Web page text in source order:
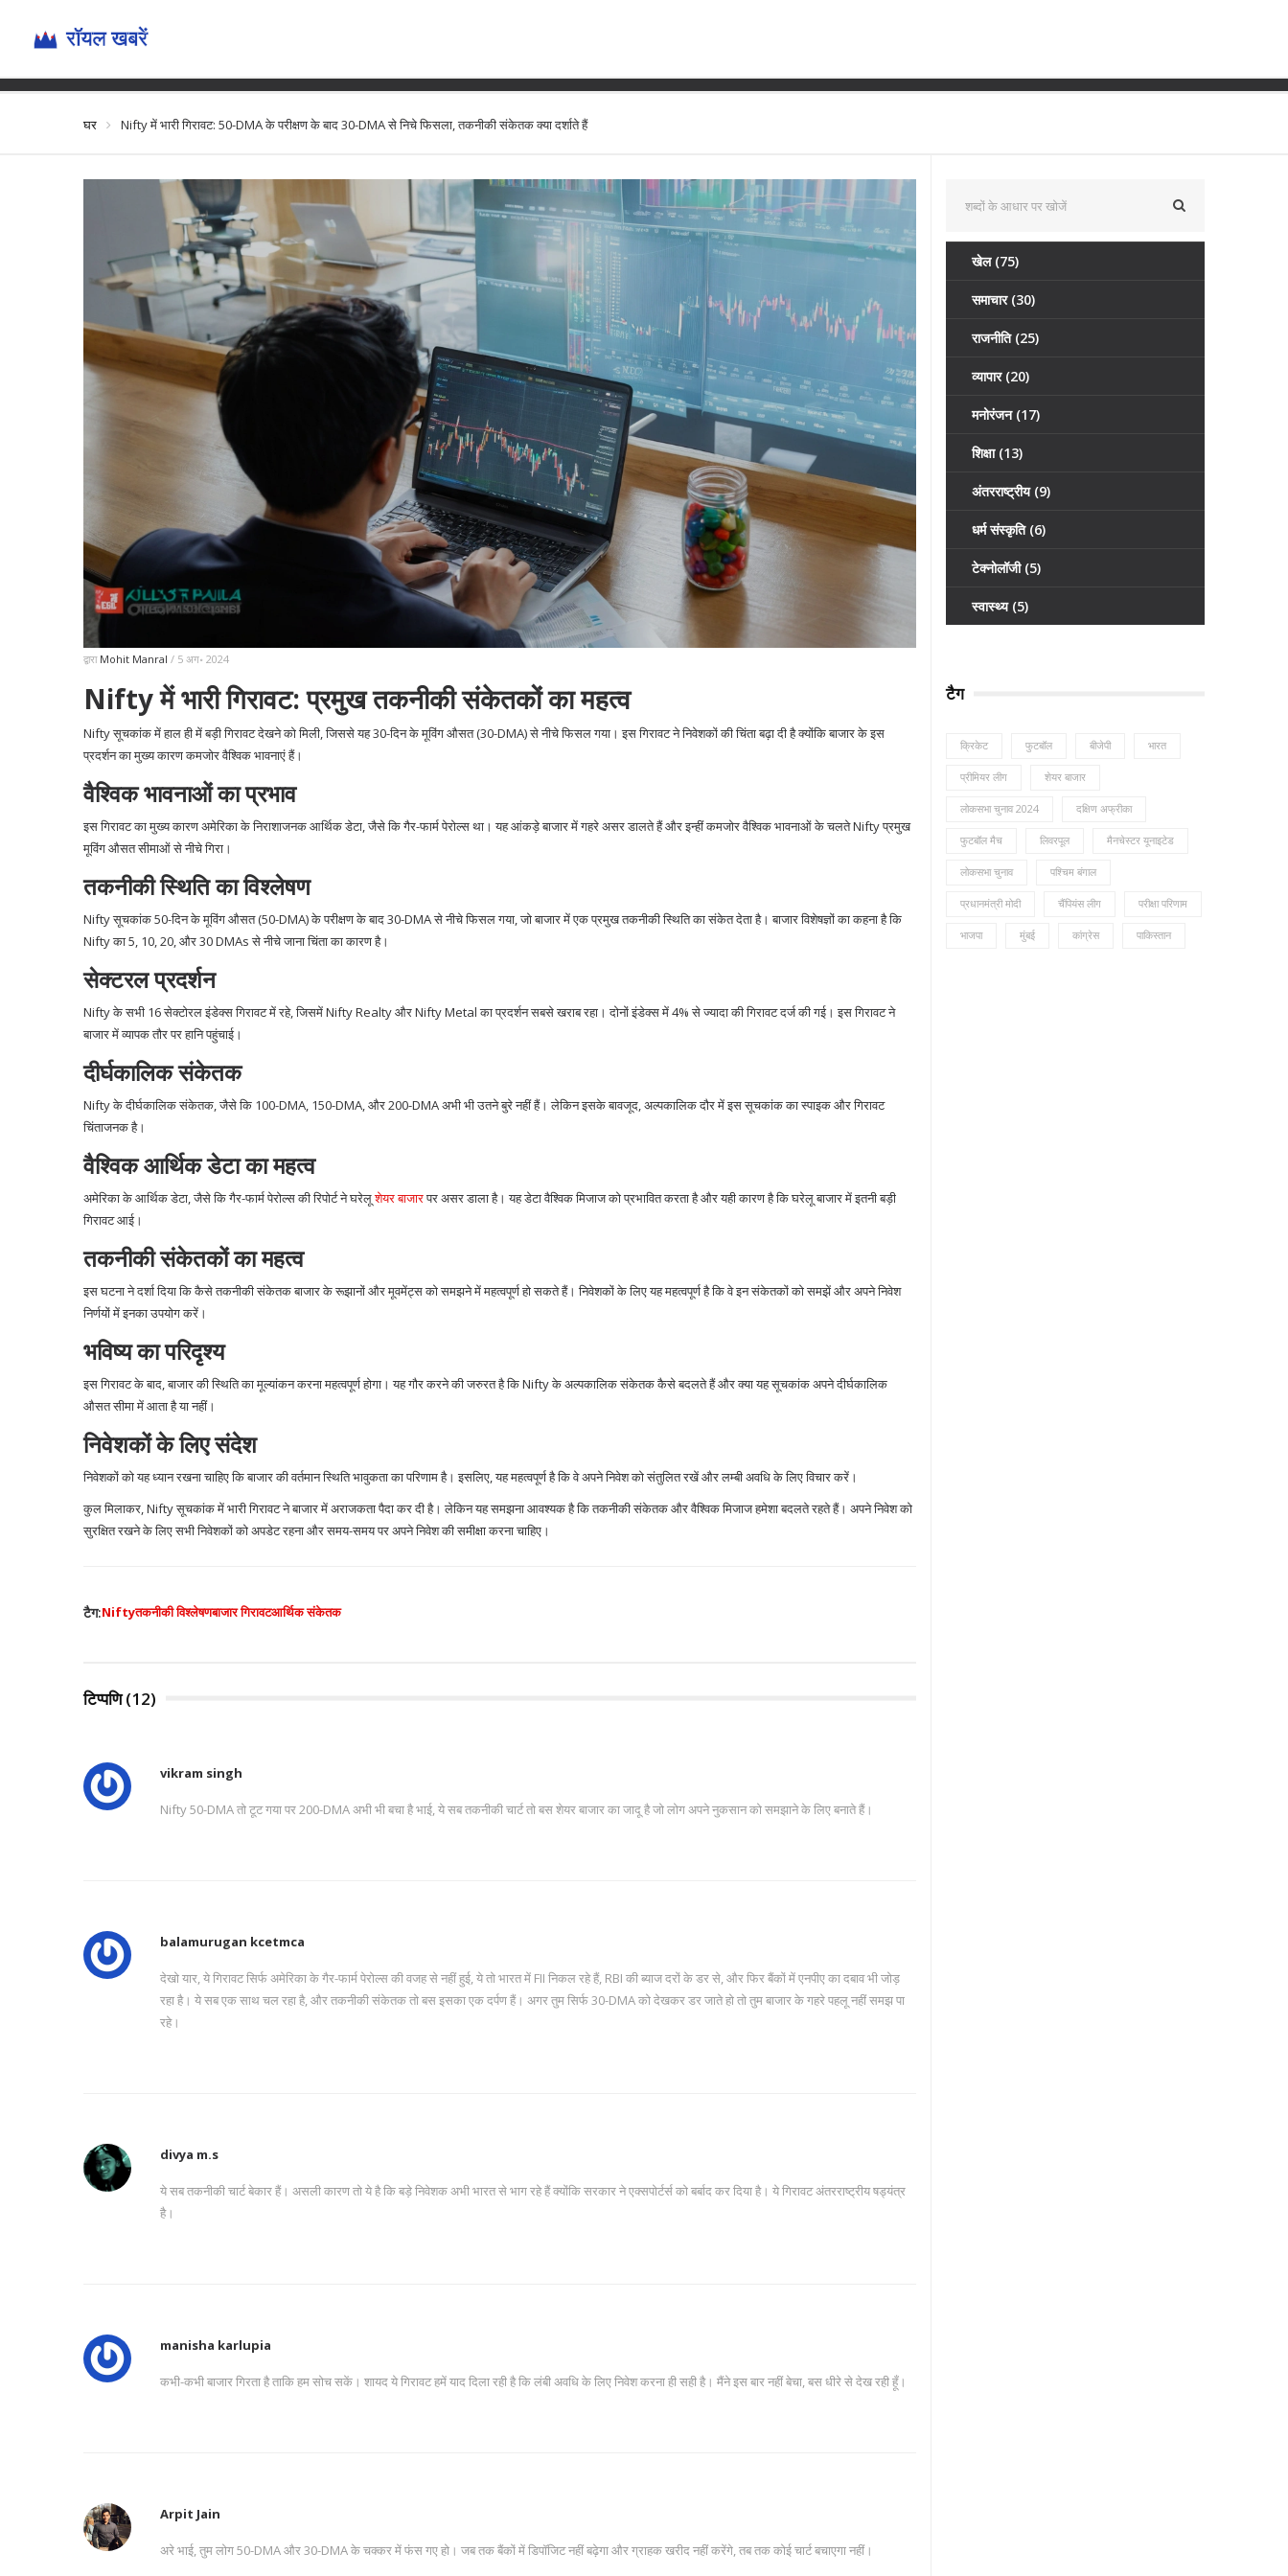
Nifty में भारी गिरावट: 50-DMA के परीक्षण के बाद 30-DMA से निचे फिसला, तकनीकी संकेतक क्या दर्शाते हैं
घर Nifty में भारी गिरावट: 50-DMA के परीक्षण के बाद 30-DMA से निचे फिसला, तकनीकी संकेतक क्या दर्शाते हैं
द्वारा Mohit Manral / 5 अग॰ 2024
Nifty में भारी गिरावट: प्रमुख तकनीकी संकेतकों का महत्व
Nifty सूचकांक में हाल ही में बड़ी गिरावट देखने को मिली, जिससे यह 30-दिन के मूविंग औसत (30-DMA) से नीचे फिसल गया। इस गिरावट ने निवेशकों की चिंता बढ़ा दी है क्योंकि बाजार के इस
प्रदर्शन का मुख्य कारण कमजोर वैश्विक भावनाएं हैं।
वैश्विक भावनाओं का प्रभाव
इस गिरावट का मुख्य कारण अमेरिका के निराशाजनक आर्थिक डेटा, जैसे कि गैर-फार्म पेरोल्स था। यह आंकड़े बाजार में गहरे असर डालते हैं और इन्हीं कमजोर वैश्विक भावनाओं के चलते Nifty प्रमुख
मूविंग औसत सीमाओं से नीचे गिरा।
तकनीकी स्थिति का विश्लेषण
Nifty सूचकांक 50-दिन के मूविंग औसत (50-DMA) के परीक्षण के बाद 30-DMA से नीचे फिसल गया, जो बाजार में एक प्रमुख तकनीकी स्थिति का संकेत देता है। बाजार विशेषज्ञों का कहना है कि
Nifty का 5, 10, 20, और 30 DMAs से नीचे जाना चिंता का कारण है।
सेक्टरल प्रदर्शन
Nifty के सभी 16 सेक्टोरल इंडेक्स गिरावट में रहे, जिसमें Nifty Realty और Nifty Metal का प्रदर्शन सबसे खराब रहा। दोनों इंडेक्स में 4% से ज्यादा की गिरावट दर्ज की गई। इस गिरावट ने
बाजार में व्यापक तौर पर हानि पहुंचाई।
दीर्घकालिक संकेतक
Nifty के दीर्घकालिक संकेतक, जैसे कि 100-DMA, 150-DMA, और 200-DMA अभी भी उतने बुरे नहीं हैं। लेकिन इसके बावजूद, अल्पकालिक दौर में इस सूचकांक का स्पाइक और गिरावट
चिंताजनक है।
वैश्विक आर्थिक डेटा का महत्व
अमेरिका के आर्थिक डेटा, जैसे कि गैर-फार्म पेरोल्स की रिपोर्ट ने घरेलूशेयर बाजारपर असर डाला है। यह डेटा वैश्विक मिजाज को प्रभावित करता है और यही कारण है कि घरेलू बाजार में इतनी बड़ी
गिरावट आई।
तकनीकी संकेतकों का महत्व
इस घटना ने दर्शा दिया कि कैसे तकनीकी संकेतक बाजार के रूझानों और मूवमेंट्स को समझने में महत्वपूर्ण हो सकते हैं। निवेशकों के लिए यह महत्वपूर्ण है कि वे इन संकेतकों को समझें और अपने निवेश
निर्णयों में इनका उपयोग करें।
भविष्य का परिदृश्य
इस गिरावट के बाद, बाजार की स्थिति का मूल्यांकन करना महत्वपूर्ण होगा। यह गौर करने की जरुरत है कि Nifty के अल्पकालिक संकेतक कैसे बदलते हैं और क्या यह सूचकांक अपने दीर्घकालिक
औसत सीमा में आता है या नहीं।
निवेशकों के लिए संदेश
निवेशकों को यह ध्यान रखना चाहिए कि बाजार की वर्तमान स्थिति भावुकता का परिणाम है। इसलिए, यह महत्वपूर्ण है कि वे अपने निवेश को संतुलित रखें और लम्बी अवधि के लिए विचार करें।
कुल मिलाकर, Nifty सूचकांक में भारी गिरावट ने बाजार में अराजकता पैदा कर दी है। लेकिन यह समझना आवश्यक है कि तकनीकी संकेतक और वैश्विक मिजाज हमेशा बदलते रहते हैं। अपने निवेश को
सुरक्षित रखने के लिए सभी निवेशकों को अपडेट रहना और समय-समय पर अपने निवेश की समीक्षा करना चाहिए।
टैग:Niftyतकनीकी विश्लेषणबाजार गिरावटआर्थिक संकेतक
टिप्पणि (12)
vikram singh
Nifty 50-DMA तो टूट गया पर 200-DMA अभी भी बचा है भाई, ये सब तकनीकी चार्ट तो बस शेयर बाजार का जादू है जो लोग अपने नुकसान को समझाने के लिए बनाते हैं।
balamurugan kcetmca
देखो यार, ये गिरावट सिर्फ अमेरिका के गैर-फार्म पेरोल्स की वजह से नहीं हुई, ये तो भारत में FII निकल रहे हैं, RBI की ब्याज दरों के डर से, और फिर बैंकों में एनपीए का दबाव भी जोड़
रहा है। ये सब एक साथ चल रहा है, और तकनीकी संकेतक तो बस इसका एक दर्पण हैं। अगर तुम सिर्फ 30-DMA को देखकर डर जाते हो तो तुम बाजार के गहरे पहलू नहीं समझ पा
रहे।
divya m.s
ये सब तकनीकी चार्ट बेकार हैं। असली कारण तो ये है कि बड़े निवेशक अभी भारत से भाग रहे हैं क्योंकि सरकार ने एक्सपोर्टर्स को बर्बाद कर दिया है। ये गिरावट अंतरराष्ट्रीय षड्यंत्र
है।
manisha karlupia
कभी-कभी बाजार गिरता है ताकि हम सोच सकें। शायद ये गिरावट हमें याद दिला रही है कि लंबी अवधि के लिए निवेश करना ही सही है। मैंने इस बार नहीं बेचा, बस धीरे से देख रही हूँ।
Arpit Jain
अरे भाई, तुम लोग 50-DMA और 30-DMA के चक्कर में फंस गए हो। जब तक बैंकों में डिपॉजिट नहीं बढ़ेगा और ग्राहक खरीद नहीं करेंगे, तब तक कोई चार्ट बचाएगा नहीं।
खेल (75)
समाचार (30)
राजनीति (25)
व्यापार (20)
मनोरंजन (17)
शिक्षा (13)
अंतरराष्ट्रीय (9)
धर्म संस्कृति (6)
टेक्नोलॉजी (5)
स्वास्थ्य (5)
टैग
क्रिकेट फुटबॉल बीजेपी भारत
प्रीमियर लीग शेयर बाजार
लोकसभा चुनाव 2024 दक्षिण अफ्रीका
फुटबॉल मैच लिवरपूल मैनचेस्टर यूनाइटेड
लोकसभा चुनाव पश्चिम बंगाल
प्रधानमंत्री मोदी चैंपियंस लीग परीक्षा परिणाम
भाजपा मुंबई कांग्रेस पाकिस्तान